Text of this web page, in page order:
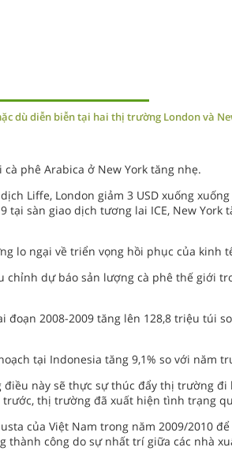
dù diễn biễn tại hai thị trường London và
phê Arabica ở New York tăng nhẹ.
Liffe, London giảm 3 USD xuống
tại sàn giao dịch tương lai ICE, New York
lo ngại về triển vọng hồi phục của kinh
chỉnh dự báo sản lượng cà phê thế giới
đoạn 2008-2009 tăng lên 128,8 triệu túi
tại Indonesia tăng 9,1% so với năm
này sẽ thực sự thúc đẩy thị trường đi
trước, thị trường đã xuất hiện tình trạng
của Việt Nam trong năm 2009/2010
thành công do sự nhất trí giữa các nhà